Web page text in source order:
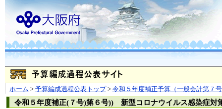
ホーム > 予算編成過程公表トップ> 令和５年度補正予算（一般会計第７
令和５年度補正(７号)第６号)) 新型コロナウイルス感染症対